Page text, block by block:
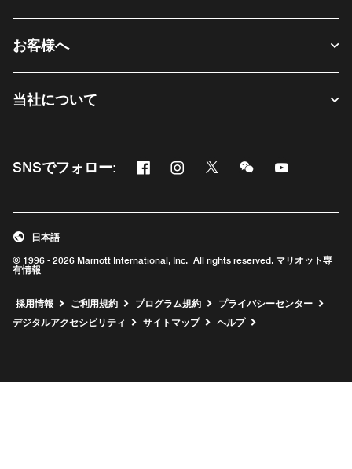
お客様へ
当社について
SNSでフォロー: Facebook
新しいウィンドウで開く
Instagram
新しいウィンドウで開く
Twitter
新しいウィンドウで開く
Messenger
新しいウィンドウ
新しいウィ
© 1996 - 2026 Marriott International, Inc. All rights reserved. マリオット専
有情報
日本語
採用情報 新しいウィンドウで開く
ご利用規約 プログラム規約
プライバシーセンター
デジタルアクセシビリティ
サイトマップ ヘルプ